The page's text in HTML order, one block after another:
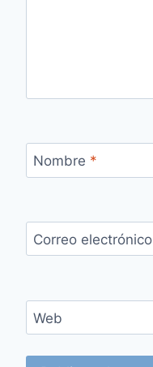
Nombre *
Correo electrónico
Web